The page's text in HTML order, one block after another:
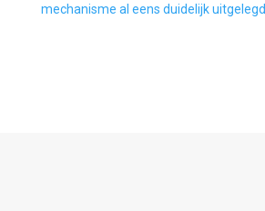
mechanisme al eens duidelijk uitgelegd.